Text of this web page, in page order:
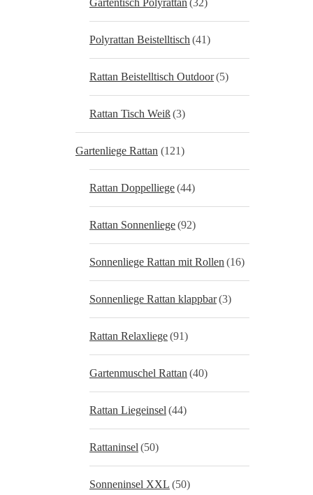
Gartentisch Polyrattan (32)
Polyrattan Beistelltisch (41)
Rattan Beistelltisch Outdoor(5)
Rattan Tisch Weiß(3)
Gartenliege Rattan (121)
Rattan Doppelliege(44)
Rattan Sonnenliege(92)
Sonnenliege Rattan mit Rollen (16)
Sonnenliege Rattan klappbar(3)
Rattan Relaxliege(91)
Gartenmuschel Rattan (40)
Rattan Liegeinsel (44)
Rattaninsel (50)
Sonneninsel XXL (50)